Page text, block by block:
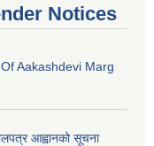
Notices
Aakashdevi Marg
आह्वानको सूचना